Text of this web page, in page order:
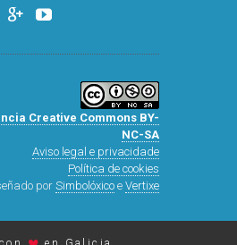
Creative Commons BY-
NC-SA
Aviso legal e privacidade
Política de cookies
por Simbolóxicoe Vertixe